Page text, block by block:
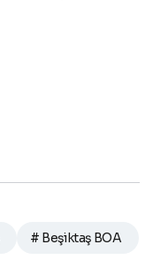
# Beşiktaş BOA